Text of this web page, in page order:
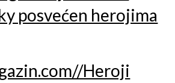
posvećen herojima
Heroji